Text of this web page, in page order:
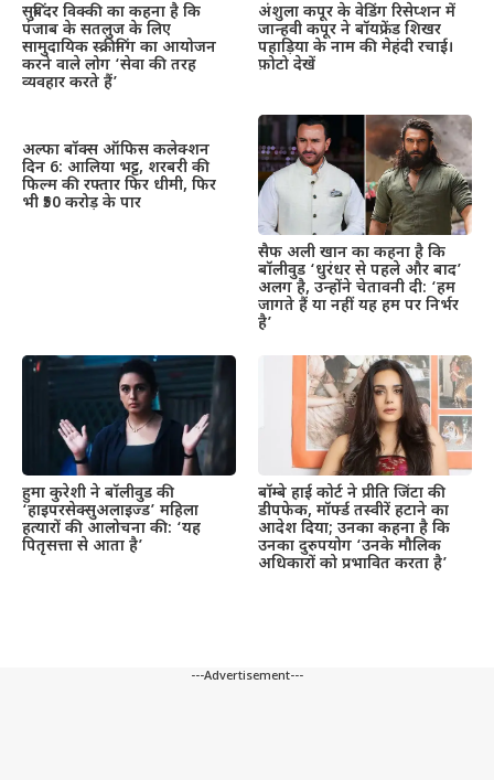
सुबिंदर विक्की का कहना है कि
पंजाब के सतलुज के लिए
सामुदायिक स्क्रीनिंग का आयोजन
करने वाले लोग ‘सेवा की तरह
व्यवहार करते हैं’
अंशुला कपूर के वेडिंग रिसेप्शन में
जान्हवी कपूर ने बॉयफ्रेंड शिखर
पहाड़िया के नाम की मेहंदी रचाई।
फ़ोटो देखें
अल्फा बॉक्स ऑफिस कलेक्शन
दिन 6: आलिया भट्ट, शरबरी की
फिल्म की रफ्तार फिर धीमी, फिर
भी ₹50 करोड़ के पार
सैफ अली खान का कहना है कि
बॉलीवुड ‘धुरंधर से पहले और बाद’
अलग है, उन्होंने चेतावनी दी: ‘हम
जागते हैं या नहीं यह हम पर निर्भर
है’
हुमा कुरेशी ने बॉलीवुड की
‘हाइपरसेक्सुअलाइज्ड’ महिला
हत्यारों की आलोचना की: ‘यह
पितृसत्ता से आता है’
बॉम्बे हाई कोर्ट ने प्रीति जिंटा की
डीपफेक, मॉर्फ्ड तस्वीरें हटाने का
आदेश दिया; उनका कहना है कि
उनका दुरुपयोग ‘उनके मौलिक
अधिकारों को प्रभावित करता है’
---Advertisement---